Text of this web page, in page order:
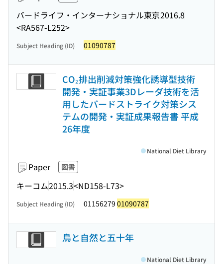
バードライフ・インターナショナル東京2016.8
<RA567-L252>
Subject Heading (ID) 01090787
CO₂排出削減対策強化誘導型技術
開発・実証事業3Dレーダ技術を活
用したバードストライク対策シス
テムの開発・実証成果報告書 平成
26年度
Paper 図書
キーコム2015.3<ND158-L73>
National Diet Library
Subject Heading (ID) 01156279 01090787
鳥と自然と五十年
National Diet Library